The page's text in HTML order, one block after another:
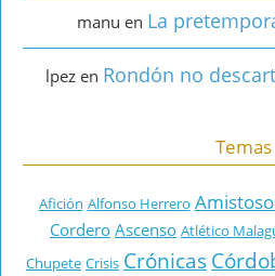
manu en La
lpez en Rondón no
Temas
Afición Alfonso Herrero
CorderoAscenso Atlético
Chupete Crisis Crónicas